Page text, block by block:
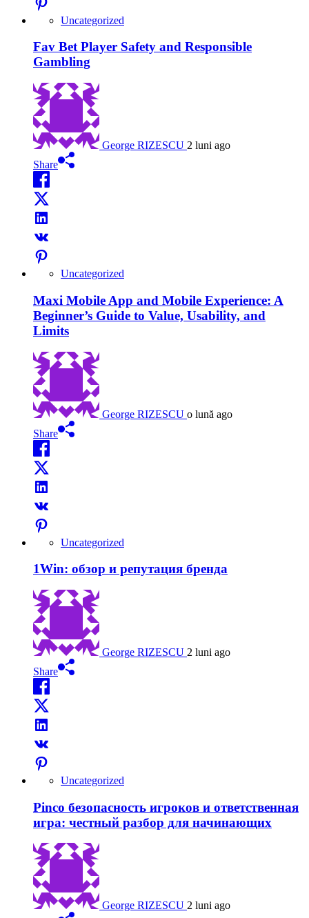
Uncategorized
Fav Bet Player Safety and Responsible
Gambling
George RIZESCU 2 luni ago
Share
Uncategorized
Maxi Mobile App and Mobile Experience: A
Beginner’s Guide to Value, Usability, and
Limits
George RIZESCU o lună ago
Share
Uncategorized
1Win: обзор и репутация бренда
George RIZESCU 2 luni ago
Share
Uncategorized
Pinco безопасность игроков и ответственная
игра: честный разбор для начинающих
George RIZESCU 2 luni ago